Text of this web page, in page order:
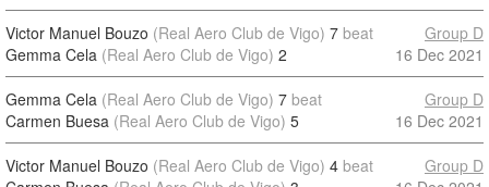
Victor Manuel Bouzo (Real Aero Club de Vigo) 7 beat
Gemma Cela (Real Aero Club de Vigo) 2
Group D
16 Dec 2021
Gemma Cela (Real Aero Club de Vigo) 7 beat
Carmen Buesa (Real Aero Club de Vigo) 5
Group D
16 Dec 2021
Victor Manuel Bouzo (Real Aero Club de Vigo) 4 beat
Group D